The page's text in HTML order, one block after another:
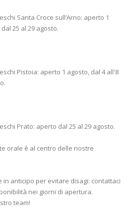
Santa Croce sull’Arno: aperto 1
25 al 29 agosto.
Pistoia: aperto 1 agosto, dal 4 all'8
Prato: aperto dal 25 al 29 agosto.
orale è al centro delle nostre
in anticipo per evitare disagi: contattaci
nei giorni di apertura.
team!